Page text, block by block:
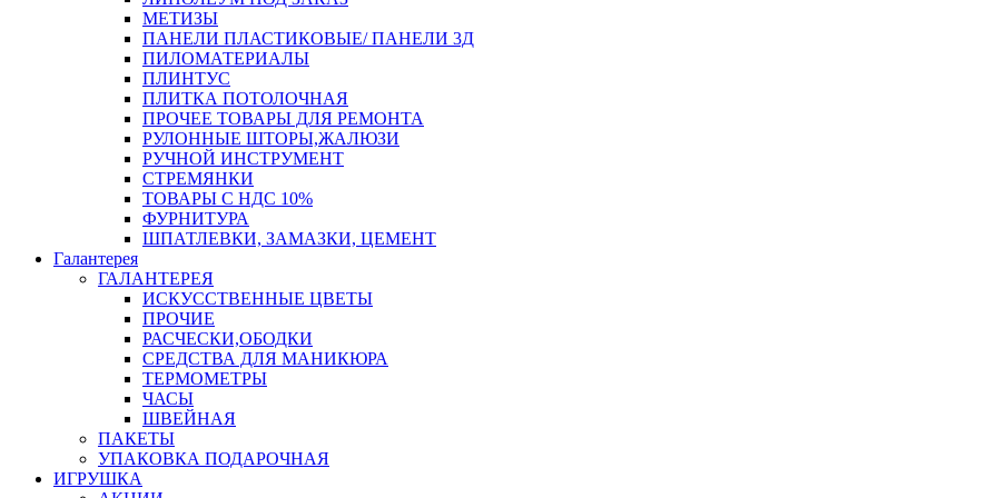
МЕТИЗЫ
ПАНЕЛИ ПЛАСТИКОВЫЕ/ ПАНЕЛИ 3Д
ПИЛОМАТЕРИАЛЫ
ПЛИНТУС
ПЛИТКА ПОТОЛОЧНАЯ
ПРОЧЕЕ ТОВАРЫ ДЛЯ РЕМОНТА
РУЛОННЫЕ ШТОРЫ,ЖАЛЮЗИ
РУЧНОЙ ИНСТРУМЕНТ
СТРЕМЯНКИ
ТОВАРЫ С НДС 10%
ФУРНИТУРА
ШПАТЛЕВКИ, ЗАМАЗКИ, ЦЕМЕНТ
Галантерея
ГАЛАНТЕРЕЯ
ИСКУССТВЕННЫЕ ЦВЕТЫ
ПРОЧИЕ
РАСЧЕСКИ,ОБОДКИ
СРЕДСТВА ДЛЯ МАНИКЮРА
ТЕРМОМЕТРЫ
ЧАСЫ
ШВЕЙНАЯ
ПАКЕТЫ
УПАКОВКА ПОДАРОЧНАЯ
ИГРУШКА